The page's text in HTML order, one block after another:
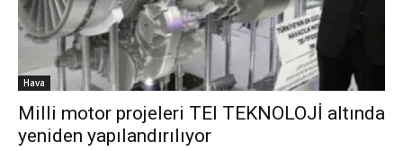
Hava
Milli motor projeleri TEI TEKNOLOJİ altında
yeniden yapılandırılıyor